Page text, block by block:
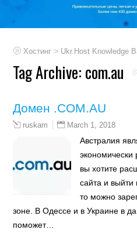
Хостинг > Ukr.Host Knowledge
Tag Archive: com.au
Домен .COM.AU
ruskam March 1, 2018
Австралия
экономически
вы хотите
сайта и выйти
то можно
зоне. В Одессе и в Украине в
поможет…